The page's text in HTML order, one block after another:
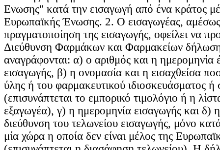
Ενωσης" κατά την εισαγωγή από ένα κράτος
Ευρωπαϊκής Ένωσης. 2. Ο εισαγωγέας,
πραγματοποίηση της εισαγωγής, οφείλει να
Διεύθυνση Φαρμάκων και Φαρμακείων
αναγράφονται: α) ο αριθμός και η ημερομηνία
εισαγωγής, β) η ονομασία και η εισαχθείσα
ύλης ή του φαρμακευτικού ιδιοσκευάσματος ή
(επισυνάπτεται το εμπορικό τιμολόγιο ή η
εξαγωγέα), γ) η ημερομηνία εισαγωγής και δ)
διεύθυνση του τελωνείου εισαγωγής, μόνο
μία χώρα η οποία δεν είναι μέλος της